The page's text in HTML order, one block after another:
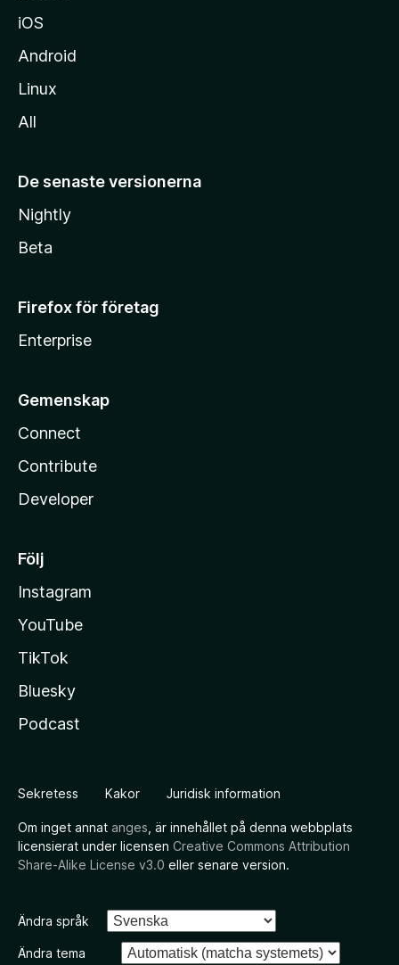
iOS
Android
Linux
All
De senaste versionerna
Nightly
Beta
Firefox för företag
Enterprise
Gemenskap
Connect
Contribute
Developer
Följ
Instagram
YouTube
TikTok
Bluesky
Podcast
Sekretess Kakor Juridisk information
Om inget annat anges , är innehållet på denna webbplats
licensierat under licensen Creative Commons Attribution
Share-Alike License v3.0 eller senare version.
Ändra språk
Ändra tema